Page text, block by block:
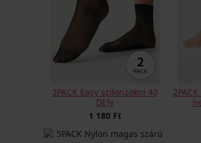
2PACK Easy szilonzokni 40
DEN
1 180 Ft